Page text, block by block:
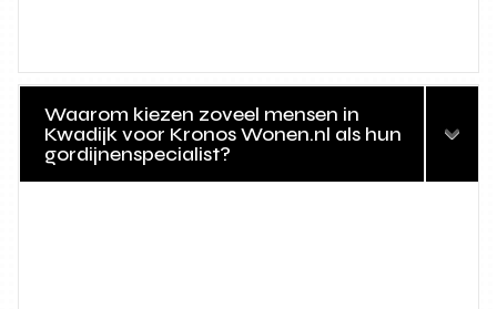
Waarom kiezen zoveel mensen in
Kwadijk voor Kronos Wonen.nl als hun
gordijnenspecialist?